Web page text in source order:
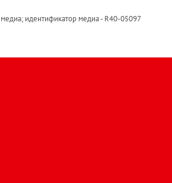
идентификатор медиа - R40-05097